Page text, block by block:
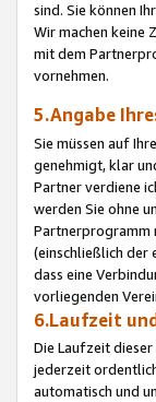
sind. Sie können
Wir machen keine
mit dem
vornehmen.
5.Angabe
Sie müssen auf
genehmigt, klar
Partner verdiene
werden Sie ohne
Partnerprogramm
(einschließlich der
dass eine
vorliegenden
6.Laufzeit
Die Laufzeit
jederzeit
automatisch und